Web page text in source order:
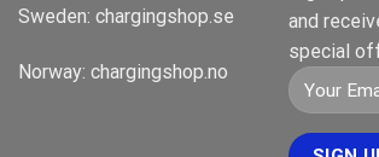
Sweden: chargingshop.se
Norway: chargingshop.no
and
special